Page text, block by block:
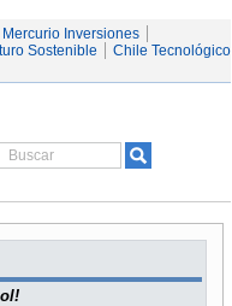
Mercurio Inversiones
Sostenible
Chile Tecnológico